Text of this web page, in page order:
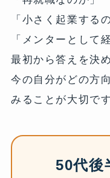
「小さく起業する
「メンターとして
最初から答えを決
今の自分がどの方
みることが大切です
50代後